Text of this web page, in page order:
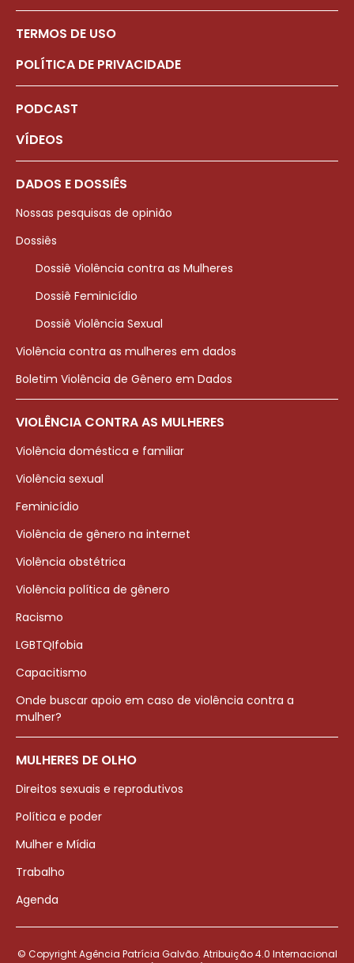
TERMOS DE USO
POLÍTICA DE PRIVACIDADE
PODCAST
VÍDEOS
DADOS E DOSSIÊS
Nossas pesquisas de opinião
Dossiês
Dossiê Violência contra as Mulheres
Dossiê Feminicídio
Dossiê Violência Sexual
Violência contra as mulheres em dados
Boletim Violência de Gênero em Dados
VIOLÊNCIA CONTRA AS MULHERES
Violência doméstica e familiar
Violência sexual
Feminicídio
Violência de gênero na internet
Violência obstétrica
Violência política de gênero
Racismo
LGBTQIfobia
Capacitismo
Onde buscar apoio em caso de violência contra a
mulher?
MULHERES DE OLHO
Direitos sexuais e reprodutivos
Política e poder
Mulher e Mídia
Trabalho
Agenda
© Copyright Agência Patrícia Galvão. Atribuição 4.0 Internacional